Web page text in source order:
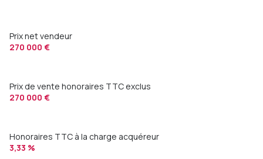
Prix net vendeur
270 000 €
Prix de vente honoraires TTC exclus
270 000 €
Honoraires TTC à la charge acquéreur
3,33 %